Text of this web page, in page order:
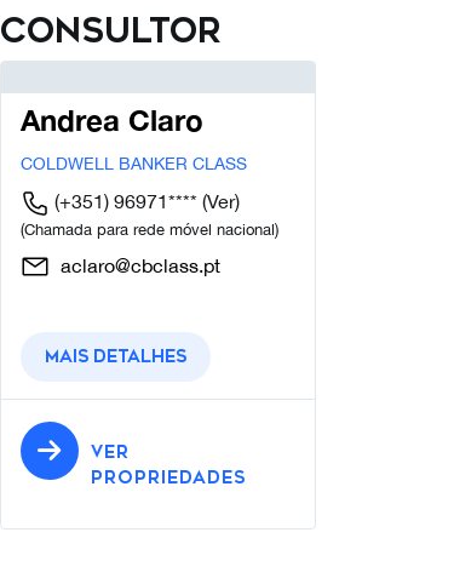
Consultor
Andrea Claro
COLDWELL BANKER CLASS
(+351) 96971**** (Ver)
(Chamada para rede móvel nacional)
aclaro@cbclass.pt
Mais detalhes
VER
PROPRIEDADES